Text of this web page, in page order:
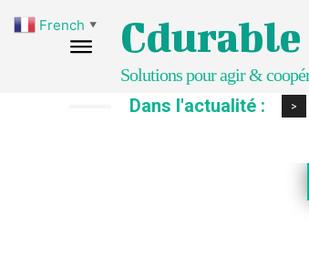
Cdurable
Solutions pour agir &
Dans l'actualité : >
French ▼